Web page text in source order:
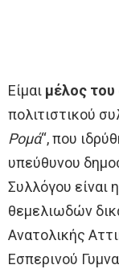
Είμαι μέλος του
πολιτιστικού
Ρομά“, που
υπεύθυνου
Συλλόγου είναι
θεμελιωδών
Ανατολικής
Εσπερινού